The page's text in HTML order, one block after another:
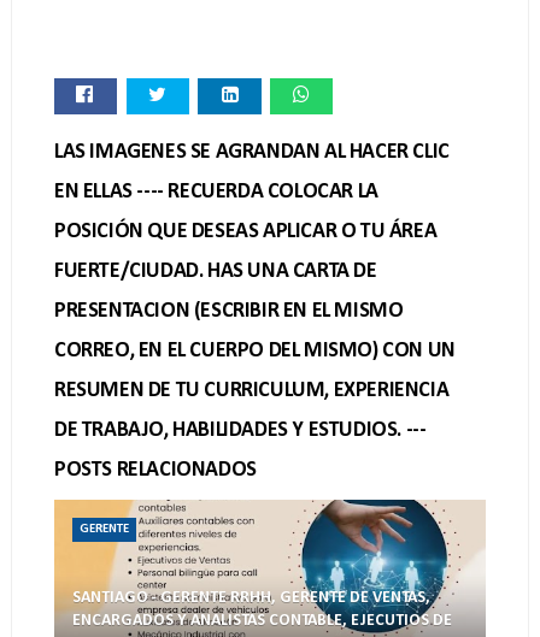
LAS IMAGENES SE AGRANDAN AL HACER CLIC
EN ELLAS ---- RECUERDA COLOCAR LA
POSICIÓN QUE DESEAS APLICAR O TU ÁREA
FUERTE/CIUDAD. HAS UNA CARTA DE
PRESENTACION (ESCRIBIR EN EL MISMO
CORREO, EN EL CUERPO DEL MISMO) CON UN
RESUMEN DE TU CURRICULUM, EXPERIENCIA
DE TRABAJO, HABILIDADES Y ESTUDIOS. ---
POSTS RELACIONADOS
GERENTE
SANTIAGO - GERENTE RRHH, GERENTE DE VENTAS,
ENCARGADOS Y ANALISTAS CONTABLE, EJECUTIOS DE